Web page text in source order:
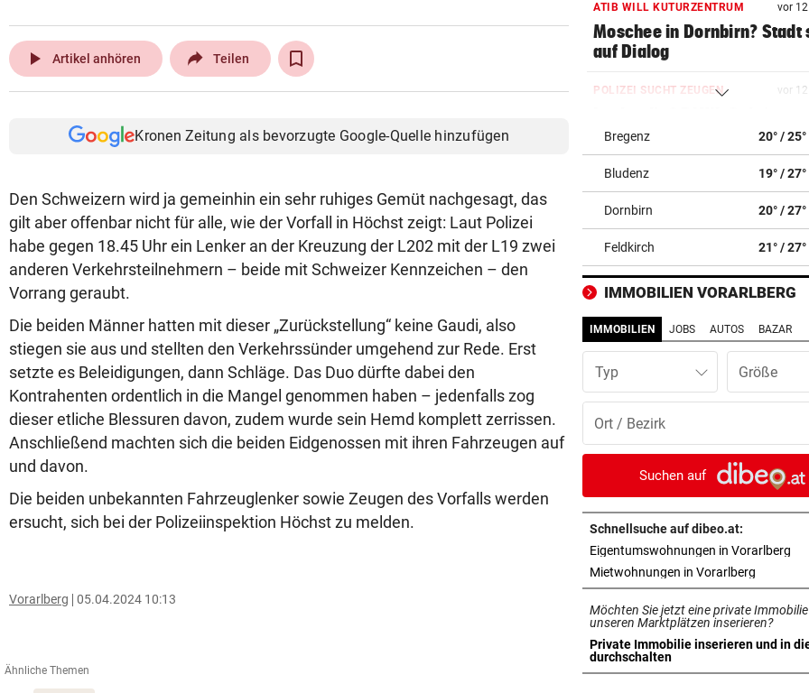
play_arrow Artikel anhören Teilen
Kronen Zeitung als bevorzugte Google-Quelle hinzufügen
Den Schweizern wird ja gemeinhin ein sehr ruhiges Gemüt nachgesagt, das
gilt aber offenbar nicht für alle, wie der Vorfall in Höchst zeigt: Laut Polizei
habe gegen 18.45 Uhr ein Lenker an der Kreuzung der L202 mit der L19 zwei
anderen Verkehrsteilnehmern – beide mit Schweizer Kennzeichen – den
Vorrang geraubt.
Die beiden Männer hatten mit dieser „Zurückstellung“ keine Gaudi, also
stiegen sie aus und stellten den Verkehrssünder umgehend zur Rede. Erst
setzte es Beleidigungen, dann Schläge. Das Duo dürfte dabei den
Kontrahenten ordentlich in die Mangel genommen haben – jedenfalls zog
dieser etliche Blessuren davon, zudem wurde sein Hemd komplett zerrissen.
Anschließend machten sich die beiden Eidgenossen mit ihren Fahrzeugen auf
und davon.
Die beiden unbekannten Fahrzeuglenker sowie Zeugen des Vorfalls werden
ersucht, sich bei der Polizeiinspektion Höchst zu melden.
Vorarlberg 05.04.2024 10:13
Ähnliche Themen
ATIB WILL KUTURZENTRUM vor
Moschee in Dornbirn? Stadt
auf Dialog
POLIZEI SUCHT ZEUGEN vor
Crash zurück
SANIERUNG GESCHEITERT vor
Stuckateur rutscht
die Pleite
vor
Vermummter E-Scooter-
(16) fährt Polizist um
SANIERUNGSOFFENSIVE vor
Wieder ein Sommer der
Baustellen im Ländle
WEGEN TROCKENHEIT
Feldkirch: Feuerverbot
Waldbrandgefahr
Neue Pfandstationen helfen
Umwelt und Menschen
„TEAM VORARLBERG“ TOP vor
Tobi Nolde fliegt auf
ins Gelbe Trikot
BILYK UND HERBURGER vor
Bregenz 20° / 25°
Bludenz 19° / 27°
Dornbirn 20° / 27°
Feldkirch 21° / 27°
IMMOBILIEN VORARLBERG
IMMOBILIEN JOBS AUTOS BAZAR
Typ
Suchen auf
Schnellsuche auf dibeo.at:
Eigentumswohnungen in Vorarlberg
Mietwohnungen in Vorarlberg
Möchten Sie jetzt eine private
unseren Marktplätzen inserieren?
Private Immobilie inserieren und in
durchschalten
in neuem Tab öffnen